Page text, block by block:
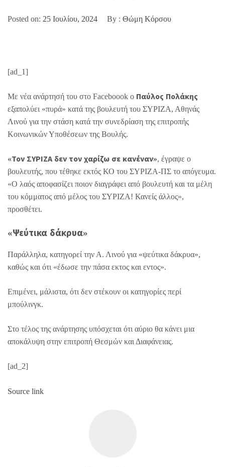
Posted on: 25 Ιουλίου, 2024 By : Θώμη Κόρσου
[ad_1]
Με νέα ανάρτησή του στο Faceboook ο Παύλος Πολάκης
εξαπολύει «πυρά» κατά της βουλευτή του ΣΥΡΙΖΑ, Αθηνάς
Λινού για την στάση κατά την συνεδρίαση της επιτροπής
Κοινωνικών Υποθέσεων της Βουλής.
«Τον ΣΥΡΙΖΑ δεν τον χαρίζω σε κανέναν», έγραψε ο
βουλευτής, που τέθηκε εκτός ΚΟ του ΣΥΡΙΖΑ-ΠΣ το απόγευμα.
«Ο λαός αποφασίζει ποιον διαγράφει από βουλευτή και τα μέλη
του κόμματος από μέλος του ΣΥΡΙΖΑ! Κανείς άλλος»,
προσθέτει.
«Ψεύτικα δάκρυα»
Παράλληλα, κατηγορεί την Α. Λινού για «ψεύτικα δάκρυα»,
καθώς και ότι «έδωσε την πάσα εκτος και εντος».
Επιμένει, μάλιστα, ότι δεν στέκουν οι κατηγορίες περί
μπούλινγκ.
Στο τέλος της ανάρτησης υπόσχεται ότι αύριο θα κάνει μια
αποκάλυψη στην επιτροπή Θεσμών και Διαφάνειας.
[ad_2]
Source link